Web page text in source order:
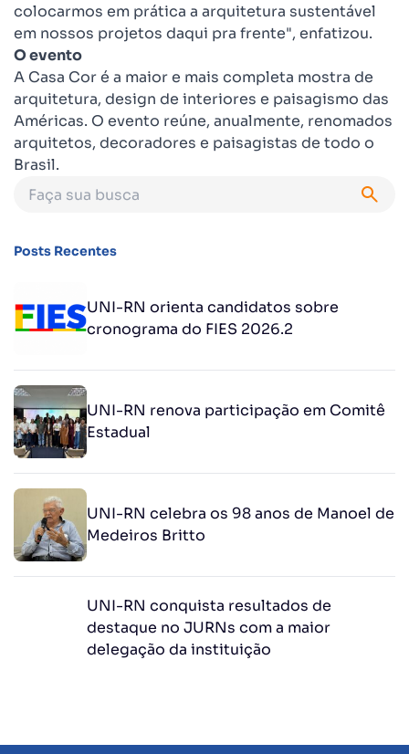
colocarmos em prática a arquitetura sustentável
em nossos projetos daqui pra frente", enfatizou.
O evento
A Casa Cor é a maior e mais completa mostra de
arquitetura, design de interiores e paisagismo das
Américas. O evento reúne, anualmente, renomados
arquitetos, decoradores e paisagistas de todo o
Brasil.
Posts Recentes
UNI-RN orienta candidatos sobre
cronograma do FIES 2026.2
UNI-RN renova participação em Comitê
Estadual
UNI-RN celebra os 98 anos de Manoel de
Medeiros Britto
UNI-RN conquista resultados de
destaque no JURNs com a maior
delegação da instituição